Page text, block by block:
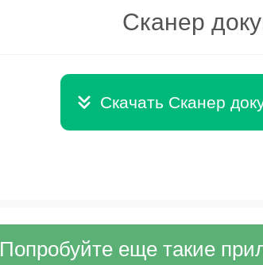
Сканер
Скачать Сканер
Попробуйте еще такие